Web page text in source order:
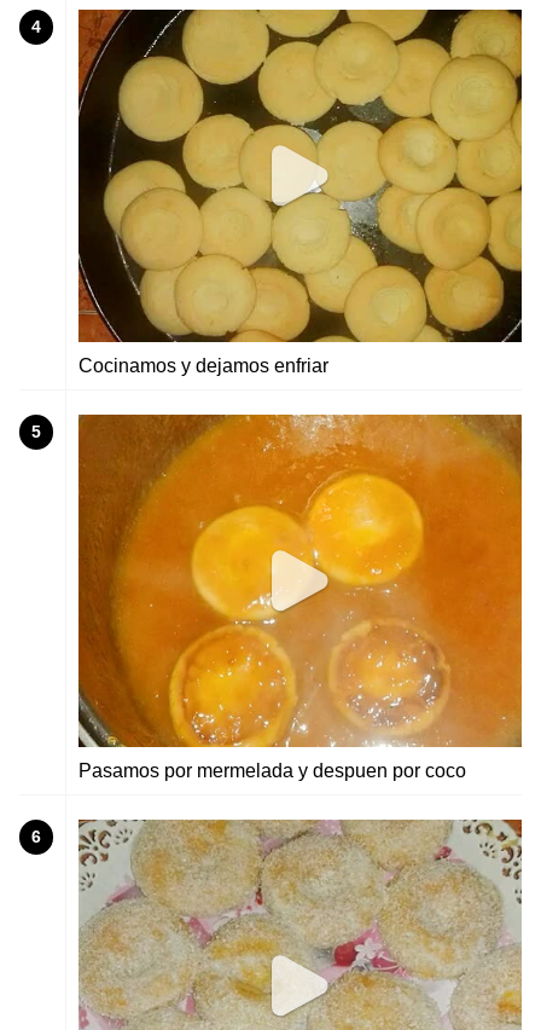
4
Cocinamos y dejamos enfriar
5
Pasamos por mermelada y despuen por coco
6